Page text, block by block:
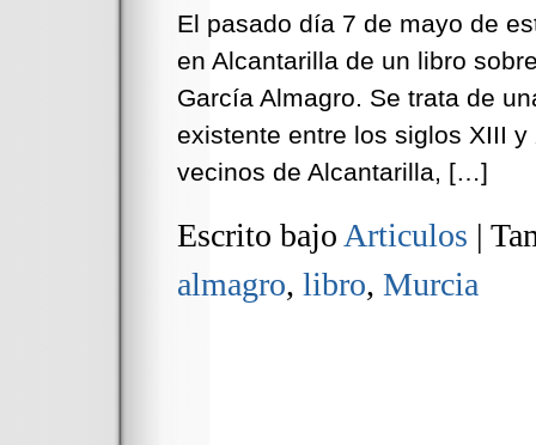
El pasado día 7 de mayo de
en Alcantarilla de un libro
García Almagro. Se trata de
existente entre los siglos XIII
vecinos de Alcantarilla, […]
Escrito bajo Articulos |
almagro, libro, Murcia